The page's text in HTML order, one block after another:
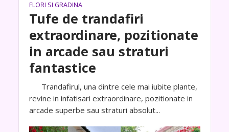
FLORI SI GRADINA
Tufe de trandafiri
extraordinare, pozitionate
in arcade sau straturi
fantastice
Trandafirul, una dintre cele mai iubite plante,
revine in infatisari extraordinare, pozitionate in
arcade superbe sau straturi absolut...